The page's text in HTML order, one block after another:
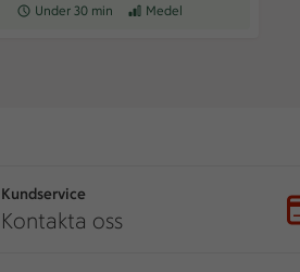
Receptet tar Under 30 min att tillaga
Under 30 min Receptet har Medel
Medel
Kundservice
Kontakta oss